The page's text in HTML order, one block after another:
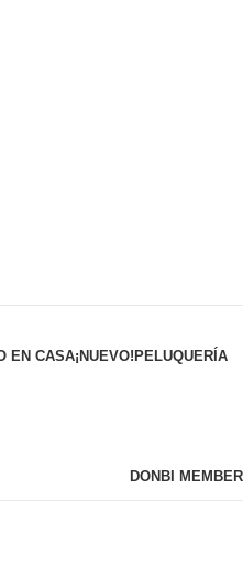
EN CASA¡NUEVO! PELUQUERÍA
DONBI MEMBER